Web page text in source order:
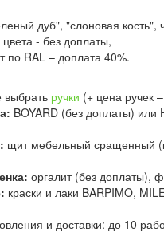
дуб", "слоновая кость",
- без доплаты,
по RAL – доплата 40%.
ручки (+ цена ручек
BOYARD (без доплаты) или
щит мебельный сращенный
оргалит (без доплаты),
краски и лаки BARPIMO,
и доставки: до 10